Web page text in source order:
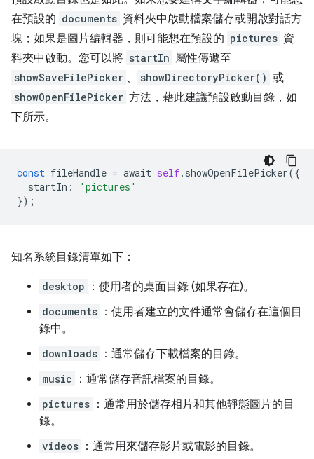
在預設的 documents 資料夾中啟動檔案儲存或開啟對話方
塊；如果是圖片編輯器，則可能想在預設的 pictures 資
料夾中啟動。您可以將 startIn 屬性傳遞至
showSaveFilePicker 、 showDirectoryPicker() 或
showOpenFilePicker 方法，藉此建議預設啟動目錄，如
下所示。
const fileHandle = await self. showOpenFilePicker({
startIn :
'pictures'
});
知名系統目錄清單如下：
desktop ：使用者的桌面目錄 (如果存在)。
documents ：使用者建立的文件通常會儲存在這個目
錄中。
downloads ：通常儲存下載檔案的目錄。
music ：通常儲存音訊檔案的目錄。
pictures ：通常用於儲存相片和其他靜態圖片的目
錄。
videos ：通常用來儲存影片或電影的目錄。